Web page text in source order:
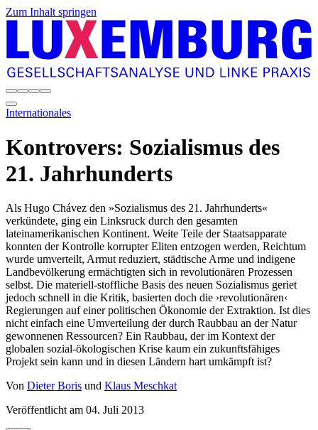
Zum Inhalt springen
Internationales
Kontrovers: Sozialismus des
21. Jahrhunderts
Als Hugo Chávez den »Sozialismus des 21. Jahrhunderts«
verkündete, ging ein Linksruck durch den gesamten
lateinamerikanischen Kontinent. Weite Teile der Staatsapparate
konnten der Kontrolle korrupter Eliten entzogen werden, Reichtum
wurde umverteilt, Armut reduziert, städtische Arme und indigene
Landbevölkerung ermächtigten sich in revolutionären Prozessen
selbst. Die materiell-stoffliche Basis des neuen Sozialismus geriet
jedoch schnell in die Kritik, basierten doch die ›revolutionären‹
Regierungen auf einer politischen Ökonomie der Extraktion. Ist dies
nicht einfach eine Umverteilung der durch Raubbau an der Natur
gewonnenen Ressourcen? Ein Raubbau, der im Kontext der
globalen sozial-ökologischen Krise kaum ein zukunftsfähiges
Projekt sein kann und in diesen Ländern hart umkämpft ist?
Von Dieter Boris und Klaus Meschkat
Veröffentlicht am 04. Juli 2013